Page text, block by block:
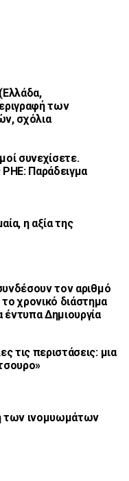
των
σχόλια
συνεχίσετε.
ΡΗΕ: Παράδειγμα
η αξία της
τον αριθμό
χρονικό διάστημα
έντυπα Δημιουργία
τις περιστάσεις: μια
των ινομυωμάτων